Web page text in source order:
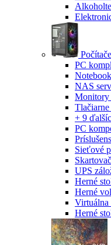
PC
NAS
Monitory
Tlačiarne
+ 9
PC
Sieťové
UPS
Herné
Herné
Virtuálna
Herné